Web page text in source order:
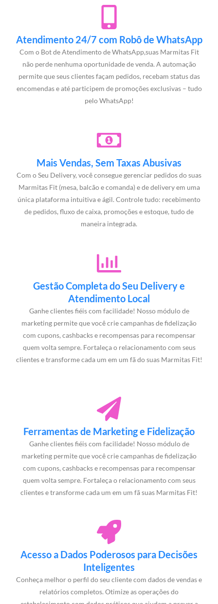
Atendimento 24/7 com Robô de WhatsApp
Com o Bot de Atendimento de WhatsApp,suas Marmitas Fit
não perde nenhuma oportunidade de venda. A automação
permite que seus clientes façam pedidos, recebam status das
encomendas e até participem de promoções exclusivas – tudo
pelo WhatsApp!
Mais Vendas, Sem Taxas Abusivas
Com o Seu Delivery, você consegue gerenciar pedidos do suas
Marmitas Fit (mesa, balcão e comanda) e de delivery em uma
única plataforma intuitiva e ágil. Controle tudo: recebimento
de pedidos, fluxo de caixa, promoções e estoque, tudo de
maneira integrada.
Gestão Completa do Seu Delivery e
Atendimento Local
Ganhe clientes fiéis com facilidade! Nosso módulo de
marketing permite que você crie campanhas de fidelização
com cupons, cashbacks e recompensas para recompensar
quem volta sempre. Fortaleça o relacionamento com seus
clientes e transforme cada um em um fã do suas Marmitas Fit!
Ferramentas de Marketing e Fidelização
Ganhe clientes fiéis com facilidade! Nosso módulo de
marketing permite que você crie campanhas de fidelização
com cupons, cashbacks e recompensas para recompensar
quem volta sempre. Fortaleça o relacionamento com seus
clientes e transforme cada um em um fã suas Marmitas Fit!
Acesso a Dados Poderosos para Decisões
Inteligentes
Conheça melhor o perfil do seu cliente com dados de vendas e
relatórios completos. Otimize as operações do